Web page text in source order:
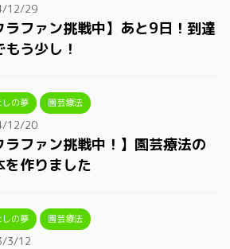
12/29
ラファン挑戦中】あと9日！到達
もう少し！
しの夢 園芸療法
12/20
ラファン挑戦中！】園芸療法の
を作りました
しの夢 園芸療法
3/12